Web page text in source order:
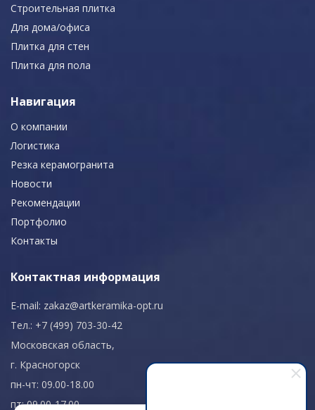
Строительная плитка
Для дома/офиса
Плитка для стен
Плитка для пола
Навигация
О компании
Логистика
Резка керамогранита
Новости
Рекомендации
Портфолио
Контакты
Контактная информация
E-mail: zakaz@artkeramika-opt.ru
Тел.: +7 (499) 703-30-42
Московская область,
г. Красногорск
пн-чт: 09.00-18.00
пт: 09.00-17.00